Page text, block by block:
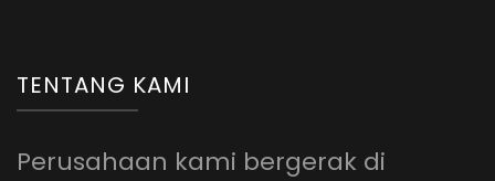
TENTANG KAMI
Perusahaan kami bergerak di